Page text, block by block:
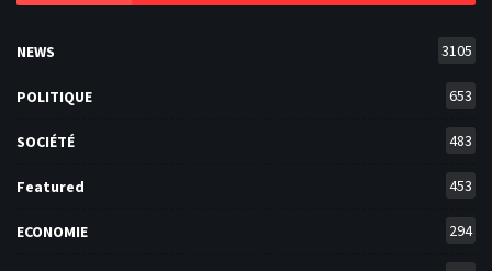
NEWS 3105
POLITIQUE 653
SOCIÉTÉ 483
Featured 453
ECONOMIE 294